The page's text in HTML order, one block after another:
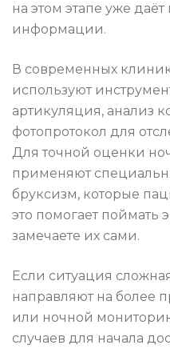
на этом этапе уже
информации.
В современных
используют
артикуляция, анализ
фотопротокол для
Для точной оценки
применяют
бруксизм, которые
это помогает поймать
замечаете их сами.
Если ситуация
направляют на более
или ночной
случаев для начала